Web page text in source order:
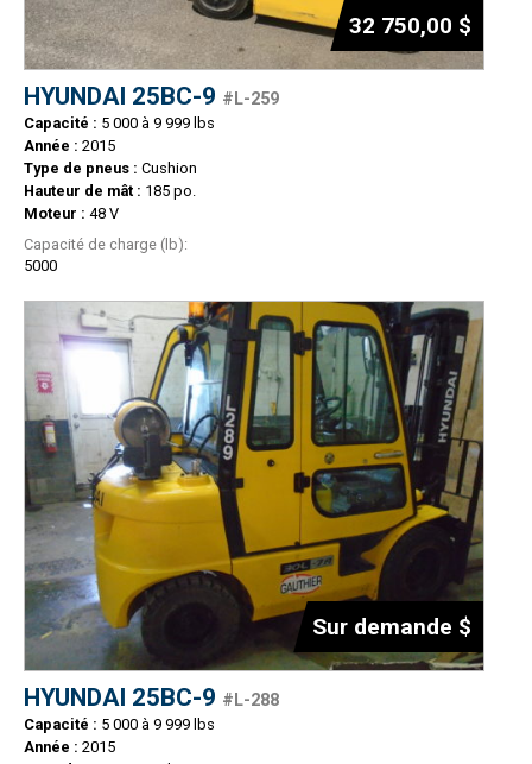
32 750,00 $
HYUNDAI 25BC-9 #L-259
Capacité : 5 000 à 9 999 lbs
Année : 2015
Type de pneus : Cushion
Hauteur de mât : 185 po.
Moteur : 48 V
Capacité de charge (lb):
5000
Sur demande $
HYUNDAI 25BC-9 #L-288
Capacité : 5 000 à 9 999 lbs
Année : 2015